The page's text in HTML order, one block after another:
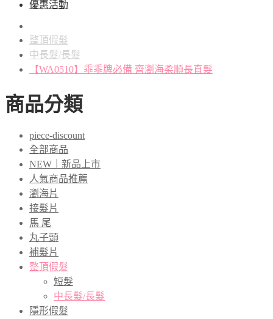
優惠活動
整頂假髮
中長髮/長髮
【WA0510】乖乖牌必備 齊瀏海柔順長直髮
商品分類
piece-discount
全部商品
NEW｜新品上市
人氣商品推薦
瀏海片
接髮片
馬 尾
丸子頭
補髮片
整頂假髮
短髮
中長髮/長髮
隱形假髮